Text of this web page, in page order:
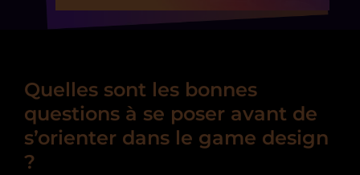
Quelles sont les bonnes
questions à se poser avant de
s’orienter dans le game design
?